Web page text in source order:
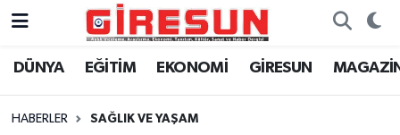
DÜNYA EĞİTİM EKONOMİ GİRESUN
HABERLER SAĞLIK VE YAŞAM
Hava Durumu
Trafik Durumu